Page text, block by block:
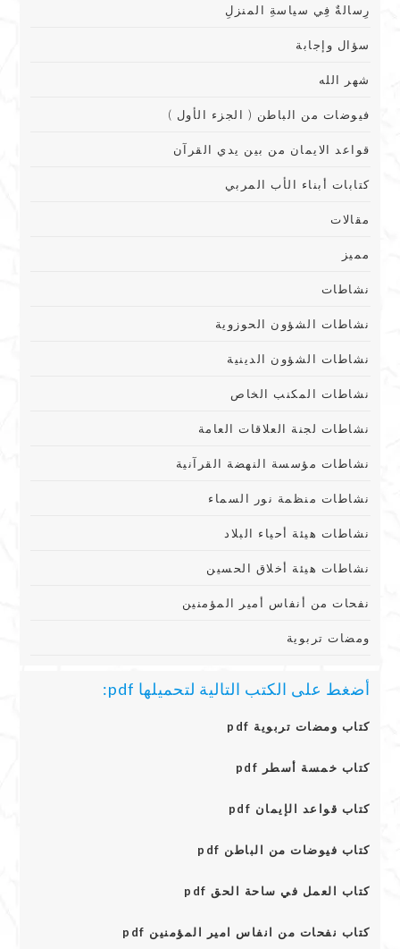
رِسالةٌ فِي سياسةِ المنزلِ
سؤال وإجابة
شهر الله
فيوضات من الباطن ( الجزء الأول )
قواعد الايمان من بين يدي القرآن
كتابات أبناء الأب المربي
مقالات
مميز
نشاطات
نشاطات الشؤون الحوزوية
نشاطات الشؤون الدينية
نشاطات المكنب الخاص
نشاطات لجنة العلاقات العامة
نشاطات مؤسسة النهضة القرآنية
نشاطات منظمة نور السماء
نشاطات هيئة أحياء البلاد
نشاطات هيئة أخلاق الحسين
نفحات من أنفاس أمير المؤمنين
ومضات تربوية
أضغط على الكتب التالية لتحميلها pdf:
كتاب ومضات تربوية pdf
كتاب خمسة أسطر pdf
كتاب قواعد الإيمان pdf
كتاب فيوضات من الباطن pdf
كتاب العمل في ساحة الحق pdf
كتاب نفحات من انفاس امير المؤمنين pdf